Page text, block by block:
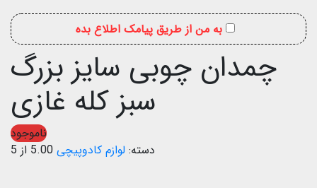
به من از طریق پیامک اطلاع بده
چمدان چوبی سایز بزرگ
سبز کله غازی
ناموجود
دسته: لوازم کادوپیچی 5.00 از 5